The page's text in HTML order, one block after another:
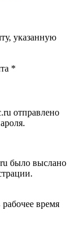
указанную
*
отправлено
было выслано
время